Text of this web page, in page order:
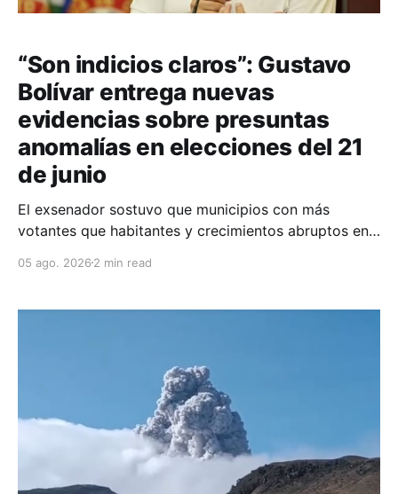
“Son indicios claros”: Gustavo
Bolívar entrega nuevas
evidencias sobre presuntas
anomalías en elecciones del 21
de junio
El exsenador sostuvo que municipios con más
votantes que habitantes y crecimientos abruptos en
irregularidades que requieren una explicación oficial
05 ago. 2026 2 min read